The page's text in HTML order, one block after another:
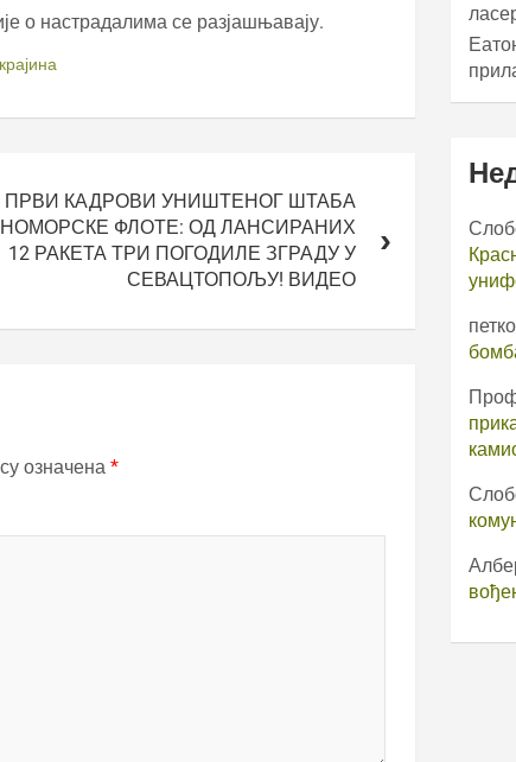
о настрадалима се разјашњавају.
ПРВИ КАДРОВИ УНИШТЕНОГ ШТАБА
ФЛОТЕ: ОД ЛАНСИРАНИХ
12 РАКЕТА ТРИ ПОГОДИЛЕ ЗГРАДУ У
СЕВАЦТОПОЉУ! ВИДЕО
означена *